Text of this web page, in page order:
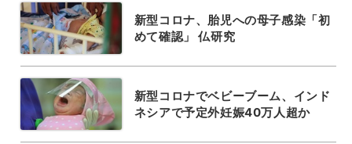
新型コロナ、胎児への母子感染「初
めて確認」 仏研究
新型コロナでベビーブーム、インド
ネシアで予定外妊娠40万人超か